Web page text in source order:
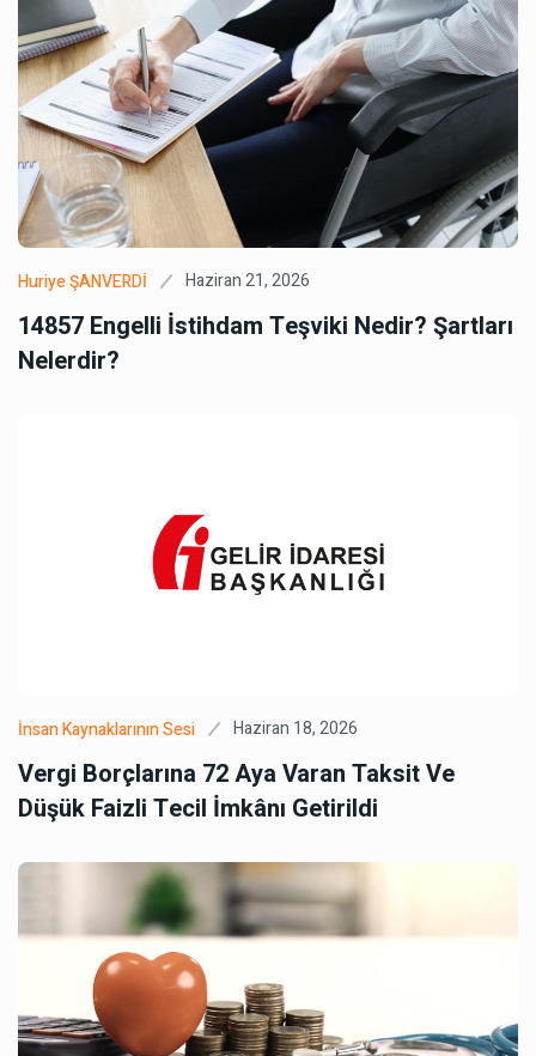
Huriye ŞANVERDİ Haziran 21, 2026
14857 Engelli İstihdam Teşviki Nedir? Şartları
Nelerdir?
İnsan Kaynaklarının Sesi Haziran 18, 2026
Vergi Borçlarına 72 Aya Varan Taksit Ve
Düşük Faizli Tecil İmkânı Getirildi